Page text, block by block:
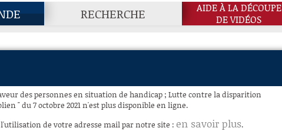
RECHERCHE
AIDE À LA DÉCOUPE
DE VIDÉOS
des personnes en situation de handicap ; Lutte contre la disparition
" du 7 octobre 2021 n'est plus disponible en ligne.
l'utilisation de votre adresse mail par notre site : en savoir plus.